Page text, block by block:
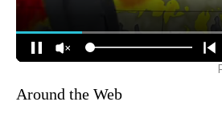
Around the Web